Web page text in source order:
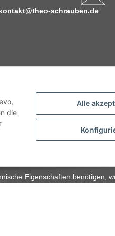
Alle
die
schrauben.de
Eigenschaften benötigen,